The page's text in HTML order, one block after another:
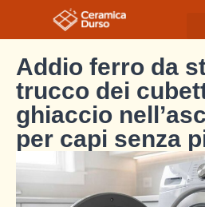
Addio ferro da
trucco dei
ghiaccio
per capi senza